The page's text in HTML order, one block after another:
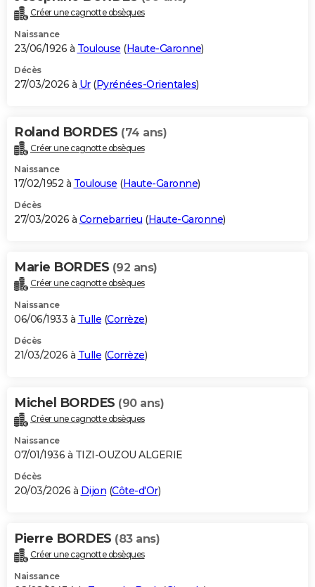
Créer une cagnotte obsèques
Naissance
23/06/1926 à Toulouse (Haute-Garonne)
Décès
27/03/2026 à Ur(Pyrénées-Orientales)
Roland BORDES (74 ans)
Créer une cagnotte obsèques
Naissance
17/02/1952 à Toulouse (Haute-Garonne)
Décès
27/03/2026 à Cornebarrieu (Haute-Garonne)
Marie BORDES (92 ans)
Créer une cagnotte obsèques
Naissance
06/06/1933 à Tulle (Corrèze)
Décès
21/03/2026 à Tulle (Corrèze)
Michel BORDES (90 ans)
Créer une cagnotte obsèques
Naissance
07/01/1936 à TIZI-OUZOU ALGERIE
Décès
20/03/2026 à Dijon (Côte-d'Or)
Pierre BORDES (83 ans)
Créer une cagnotte obsèques
Naissance